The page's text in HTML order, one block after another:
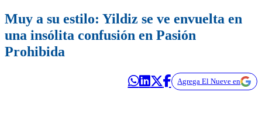
Muy a su estilo: Yildiz se ve envuelta en
una insólita confusión en Pasión
Prohibida
Agrega El Nueve en